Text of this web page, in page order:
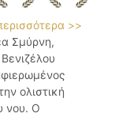
>>
Σμύρνη,
ολιστική
νου. Ο